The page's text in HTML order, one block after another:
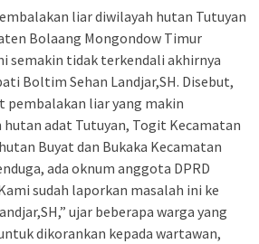
liar diwilayah hutan Tutuyan
Bolaang Mongondow Timur
semakin tidak terkendali akhirnya
Boltim Sehan Landjar,SH. Disebut,
pembalakan liar yang makin
hutan adat Tutuyan, Togit Kecamatan
Buyat dan Bukaka Kecamatan
ada oknum anggota DPRD
sudah laporkan masalah ini ke
ujar beberapa warga yang
dikorankan kepada wartawan,